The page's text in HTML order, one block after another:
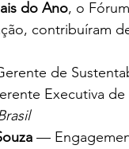
do Ano, o
contribuíram
de
Executiva de
—